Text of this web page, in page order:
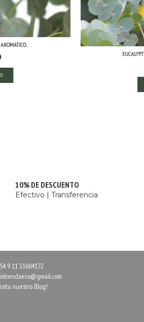
10% DE DESCUENTO
Efectivo | Transferencia
9 11 31604172
nuestro Blog!